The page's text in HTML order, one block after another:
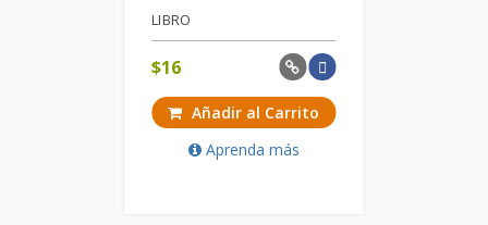
LIBRO
$16
Añadir al Carrito
Aprenda más